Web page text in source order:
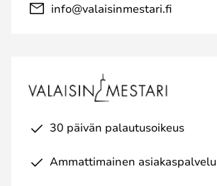
info@valaisinmestari.fi
30 päivän palautusoikeus
Ammattimainen asiakaspalvelu